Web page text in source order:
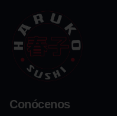
Conócenos